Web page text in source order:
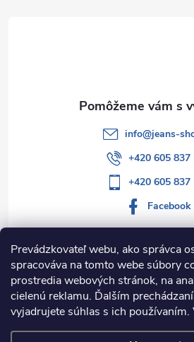
Prevádzkovateľ webu, ako správca
spracováva na tomto webe súbory
prostredia webových stránok, na
cielenú reklamu. Ďalším
vyjadrujete súhlas s ich
Informácie pre vás
Kategórie
info@jeans-
+420 605 837
+420 605 837
Facebook